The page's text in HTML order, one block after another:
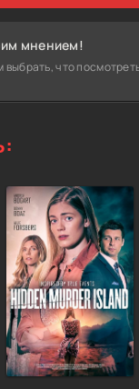
мнением!
выбрать, что